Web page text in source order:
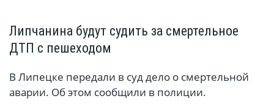
Липчанина будут судить за смертельное
ДТП с пешеходом
В Липецке передали в суд дело о смертельной
аварии. Об этом сообщили в полиции.